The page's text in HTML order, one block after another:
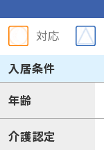
対応
入居条件
年齢
介護認定